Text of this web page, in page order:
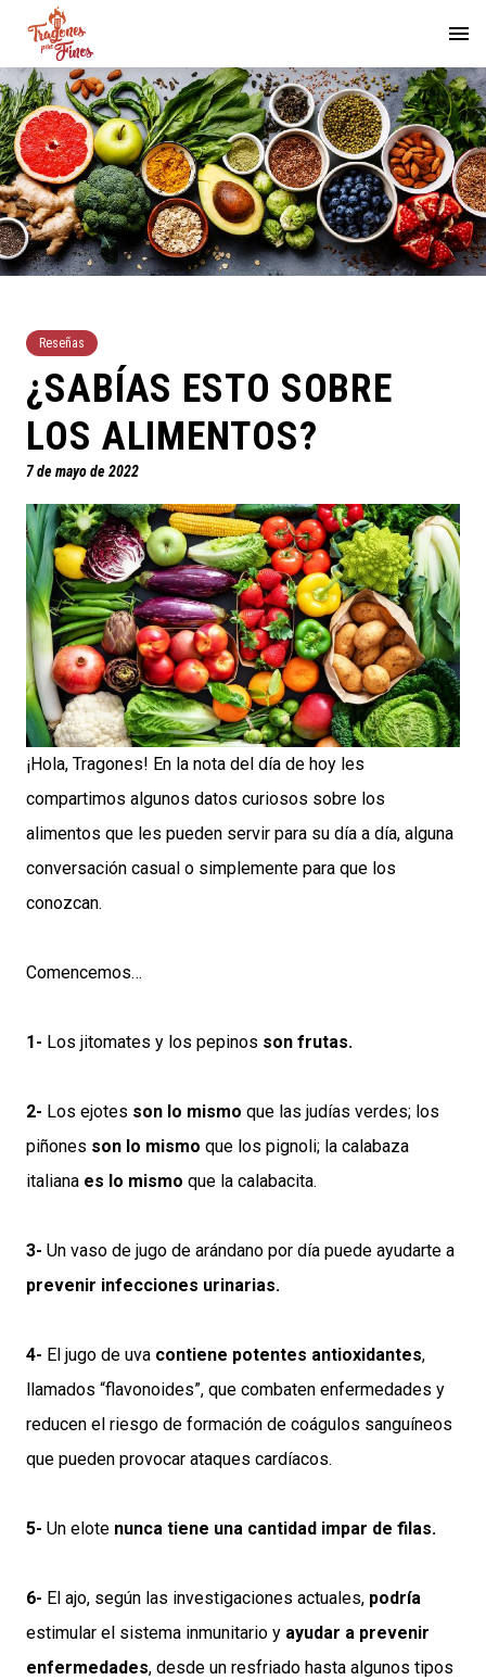
Reseñas
¿SABÍAS ESTO SOBRE
LOS ALIMENTOS?
7 de mayo de 2022
¡Hola, Tragones! En la nota del día de hoy les
compartimos algunos datos curiosos sobre los
alimentos que les pueden servir para su día a día, alguna
conversación casual o simplemente para que los
conozcan.
Comencemos…
1- Los jitomates y los pepinos son frutas.
2- Los ejotes son lo mismo que las judías verdes; los
piñones son lo mismo que los pignoli; la calabaza
italiana es lo mismo que la calabacita.
3- Un vaso de jugo de arándano por día puede ayudarte a
prevenir infecciones urinarias.
4- El jugo de uva contiene potentes antioxidantes,
llamados “flavonoides”, que combaten enfermedades y
reducen el riesgo de formación de coágulos sanguíneos
que pueden provocar ataques cardíacos.
5- Un elote nunca tiene una cantidad impar de filas.
6- El ajo, según las investigaciones actuales, podría
estimular el sistema inmunitario y ayudar a prevenir
enfermedades, desde un resfriado hasta algunos tipos